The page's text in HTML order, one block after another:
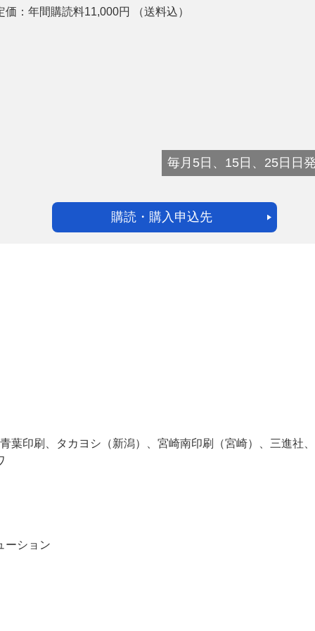
価： 年間購読料11,000円 （送料込）
毎月5日、15日、25日日
購読・購入申込先
印刷、タカヨシ（新潟）、宮崎南印刷（宮崎）、三進社
ーション